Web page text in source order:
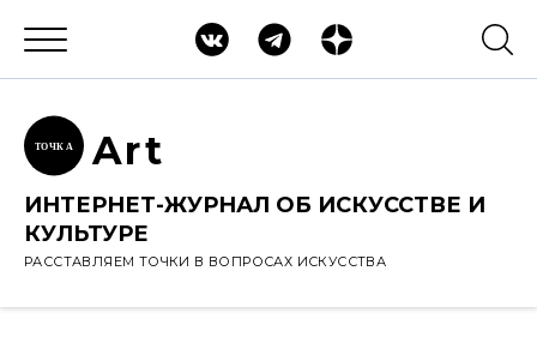
ТОЧК А Art
ИНТЕРНЕТ-ЖУРНАЛ ОБ ИСКУССТВЕ И
КУЛЬТУРЕ
РАССТАВЛЯЕМ ТОЧКИ В ВОПРОСАХ ИСКУССТВА